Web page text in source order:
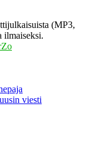
(MP3,
ilmaiseksi.
viesti